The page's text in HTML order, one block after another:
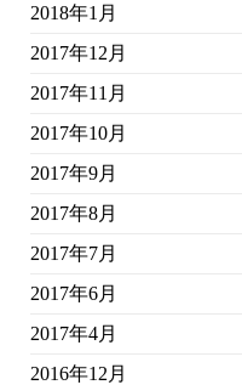
2018年1月
2017年12月
2017年11月
2017年10月
2017年9月
2017年8月
2017年7月
2017年6月
2017年4月
2016年12月